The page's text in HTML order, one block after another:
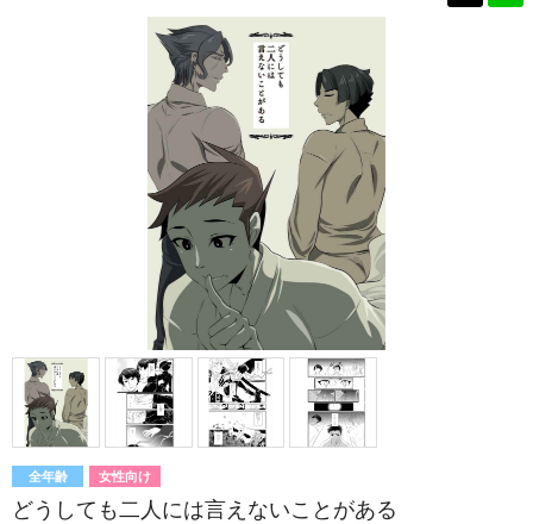
全年齢 女性向け
どうしても二人には言えないことがある